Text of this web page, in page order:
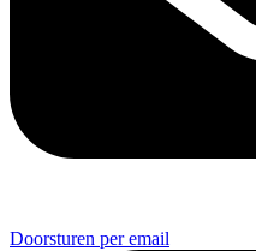
Doorsturen per email